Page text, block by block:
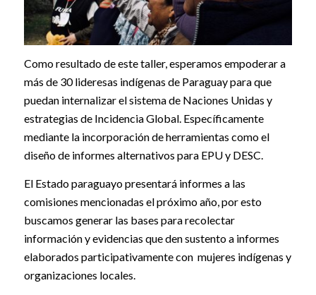
Como resultado de este taller, esperamos empoderar a
más de 30 lideresas indígenas de Paraguay para que
puedan internalizar el sistema de Naciones Unidas y
estrategias de Incidencia Global. Específicamente
mediante la incorporación de herramientas como el
diseño de informes alternativos para EPU y DESC.
El Estado paraguayo presentará informes a las
comisiones mencionadas el próximo año, por esto
buscamos generar las bases para recolectar
información y evidencias que den sustento a informes
elaborados participativamente con mujeres indígenas y
organizaciones locales.